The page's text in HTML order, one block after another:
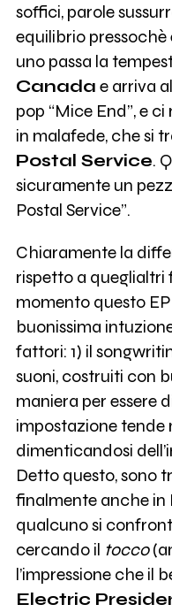
soffici, parole
equilibrio
uno passa la
Canada e arriva
pop “Mice End”, e
in malafede, che si
Postal Service.
sicuramente un
Postal Service”.
Chiaramente la
rispetto a queglialtri
momento questo
buonissima
fattori: 1) il
suoni, costruiti con
maniera per essere
impostazione tende
dimenticandosi
Detto questo, sono
finalmente anche in
qualcuno si
cercando il tocco
l’impressione che il
Electric